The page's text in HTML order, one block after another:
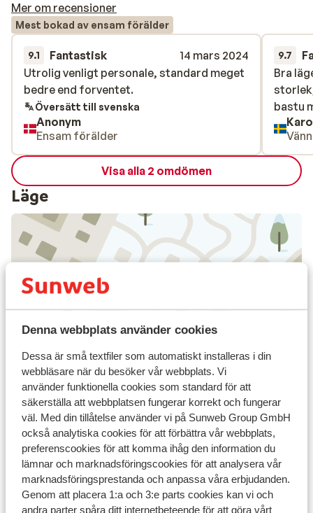
Denna webbplats använder cookies
Dessa är små textfiler som automatiskt installeras i din
webbläsare när du besöker vår webbplats. Vi
använder funktionella cookies som standard för att
säkerställa att webbplatsen fungerar korrekt och fungerar
väl. Med din tillåtelse använder vi på Sunweb Group GmbH
också analytiska cookies för att förbättra vår webbplats,
preferenscookies för att komma ihåg den information du
lämnar och marknadsföringscookies för att analysera vår
marknadsföringsprestanda och anpassa våra erbjudanden.
Genom att placera 1:a och 3:e parts cookies kan vi och
andra parter spåra ditt internetbeteende för att göra vårt
Mer om recensioner
Mest bokad av ensam förälder
9.1 Fantastisk
14 mars 2024
Utrolig venligt personale, standard meget
bedre end forventet.
Utrolig venligt personale, standard meget
bedre end forventet.
Översätt till svenska
Anonym
Ensam förälder
9.7
Bra
bastu
Bra
bastu
Visa alla 2 omdömen
Läge
I området
I centrum
Avstånd till centrum: ca 300 m
Avstånd till flygplats: Salzburg ca 105 km
Avstånd till tågstation ca 250 m
Avstånd till pist ca 300 m
Avstånd till skidbuss ca 70 m
Avstånd till skidlift ca 300 m
Närmaste butiker ca 15 m